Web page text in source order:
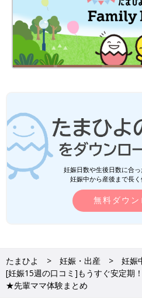
とないって思われるかもしれない
もらえるし！って良い方向に考えて
■他の週数の記事を読む
・[妊娠14週]健診への夫のつき添
・[妊娠16週]友人への妊娠報告と安
※投稿内容は投稿者の個人的な見
で、あくまでもアドバイスとして
については医療機関にご確認くだ
妊娠日数や生後日数に合
妊娠中から産後まで長
無料ダウン
たまひよ 妊娠・出産 妊娠
[妊娠15週の口コミ]もうすぐ安定期
★先輩ママ体験まとめ